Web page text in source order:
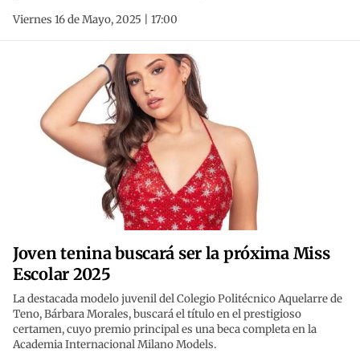
Viernes 16 de Mayo, 2025 | 17:00
Joven tenina buscará ser la próxima Miss
Escolar 2025
La destacada modelo juvenil del Colegio Politécnico Aquelarre de
Teno, Bárbara Morales, buscará el título en el prestigioso
certamen, cuyo premio principal es una beca completa en la
Academia Internacional Milano Models.